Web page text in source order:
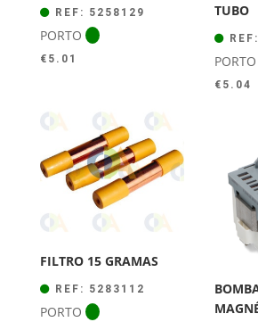
REF: 5258129
PORTO
€ 5.01
TUBO
€ 5.04
FILTRO 15 GRAMAS
REF: 5283112
PORTO